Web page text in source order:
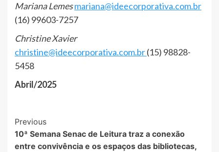
Mariana Lemesmariana@ideecorporativa.com.br
(16) 99603-7257
Christine Xavier
christine@ideecorporativa.com.br(15) 98828-
5458
Abril/2025
Post
Navigation
Previous
10ª Semana Senac de Leitura traz a conexão
entre convivência e os espaços das bibliotecas,